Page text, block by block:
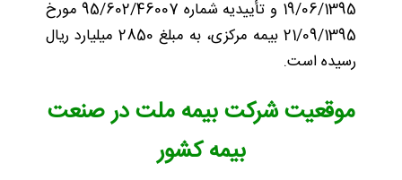
19/06/1395 و تأییدیه شماره 95/602/46007 مورخ
21/09/1395 بیمه مرکزی، به مبلغ 2850 میلیارد ریال
رسیده است.
موقعیت شرکت بیمه ملت در صنعت
بیمه کشور